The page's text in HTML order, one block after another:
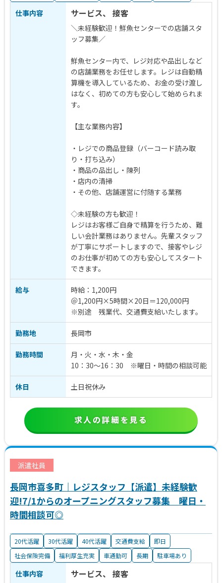
仕事内容 サービス、 接客
＼未経験歓迎！鮮魚センターでの店舗スタ
ッフ募集／
鮮魚センター内で、レジ対応や品出しなど
の店舗業務をお任せします。レジは自動精
算機を導入しているため、お金の受け渡し
はなく、初めての方も安心して始められま
す。
【主な業務内容】
・レジでの商品登録（バーコード読み取
り・打ち込み）
・商品の品出し・陳列
・店内の清掃
・その他、店舗運営に付随する業務
◇未経験の方も歓迎！
レジはお客様ご自身で精算を行うため、難
しい会計業務はありません。先輩スタッフ
が丁寧にサポートしますので、接客やレジ
のお仕事が初めての方も安心してスタート
できます。
給与
時給：1,200円
＠1,200円×5時間×20日＝120,000円
※別途 残業代、交通費支給いたします。
勤務地 長岡市
勤務時間
月・火・水・木・金
10：30～16：30 ※曜日・時間の相談可能
休日 土日祝休み
求人の詳細を見る
派遣社員
長岡市喜多町｜レジスタッフ【派遣】未経験歓
迎!7/1からのオープニングスタッフ募集 曜日・
時間相談可◎
20代活躍 30代活躍 40代活躍 交通費支給
即日
社会保険完備
福利厚生充実 車通勤可 長期 駐車場あり
仕事内容 サービス、 接客